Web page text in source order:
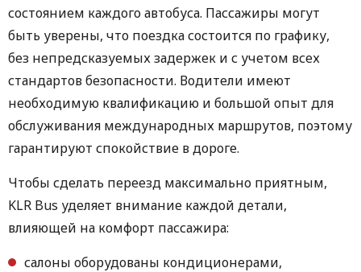
состоянием каждого автобуса. Пассажиры могут
быть уверены, что поездка состоится по графику,
без непредсказуемых задержек и с учетом всех
стандартов безопасности. Водители имеют
необходимую квалификацию и большой опыт для
обслуживания международных маршрутов, поэтому
гарантируют спокойствие в дороге.
Чтобы сделать переезд максимально приятным,
KLR Bus уделяет внимание каждой детали,
влияющей на комфорт пассажира:
салоны оборудованы кондиционерами,